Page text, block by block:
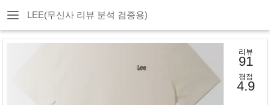
LEE(무신사 리뷰 분석 검증용)
리뷰
91
평점
4.9